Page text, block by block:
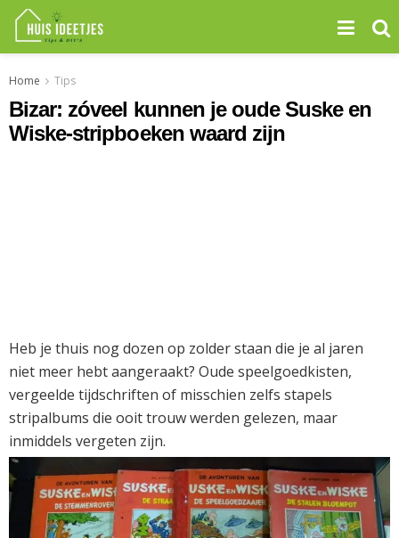
Home Tips
Bizar: zóveel kunnen je oude Suske en
Wiske-stripboeken waard zijn
Heb je thuis nog dozen op zolder staan die je al jaren
niet meer hebt aangeraakt? Oude speelgoedkisten,
vergeelde tijdschriften of misschien zelfs stapels
stripalbums die ooit trouw werden gelezen, maar
inmiddels vergeten zijn.